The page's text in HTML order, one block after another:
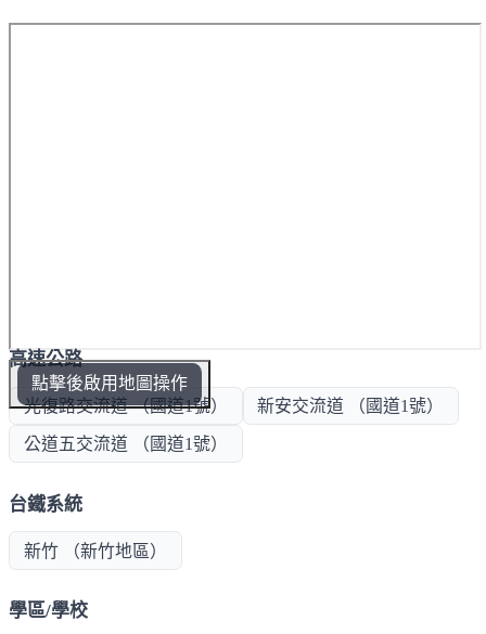
點擊後啟用地圖操作
高速公路
光復路交流道 （國道1號） 新安交流道 （國道1號）
公道五交流道 （國道1號）
台鐵系統
新竹 （新竹地區）
學區/學校